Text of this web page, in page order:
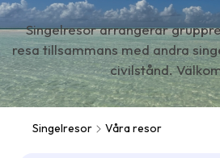
Singelresor arrangerar
resa tillsammans med andra
civilstånd.
Singelresor Våra resor